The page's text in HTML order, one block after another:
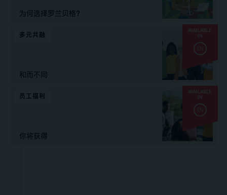
为何选择罗兰贝格？
AVAILABLE
IN
多元共融
和而不同
AVAILABLE
IN
员工福利
你将获得